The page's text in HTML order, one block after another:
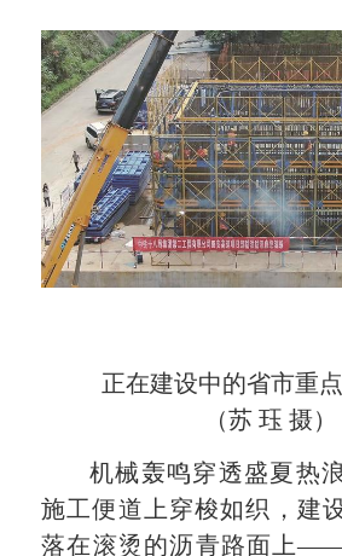
正在建设中的省市重
（苏 珏 摄）
机械轰鸣穿透盛夏热
施工便道上穿梭如织，建
落在滚烫的沥青路面上——